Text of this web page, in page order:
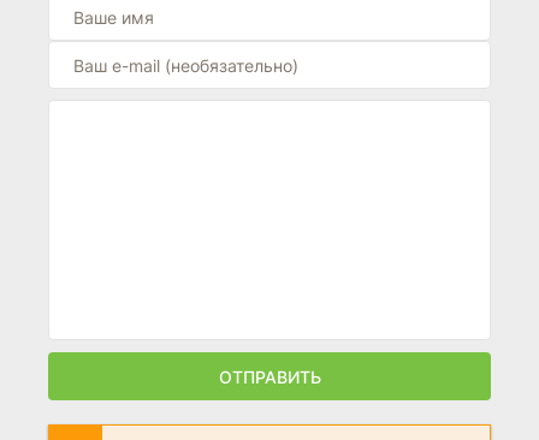
ОТПРАВИТЬ